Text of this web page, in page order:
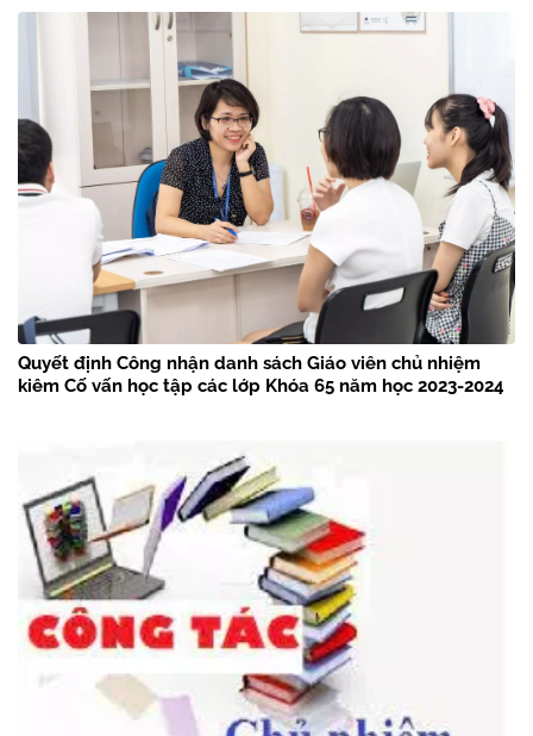
Quyết định Công nhận danh sách Giáo viên chủ nhiệm
kiêm Cố vấn học tập các lớp Khóa 65 năm học 2023-2024